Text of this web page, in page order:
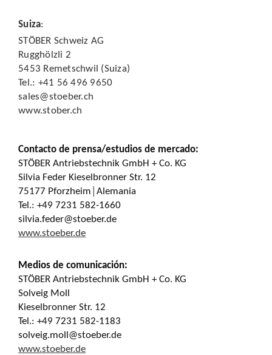
Suiza:
STÖBER Schweiz AG
Rugghölzli 2
5453 Remetschwil (Suiza)
Tel.: +41 56 496 9650
sales@stoeber.ch
www.stober.ch
Contacto de prensa/estudios de mercado:
STÖBER Antriebstechnik GmbH + Co. KG
Silvia Feder Kieselbronner Str. 12
75177 Pforzheim│Alemania
Tel.: +49 7231 582-1660
silvia.feder@stoeber.de
www.stoeber.de
Medios de comunicación:
STÖBER Antriebstechnik GmbH + Co. KG
Solveig Moll
Kieselbronner Str. 12
Tel.: +49 7231 582-1183
solveig.moll@stoeber.de
www.stoeber.de